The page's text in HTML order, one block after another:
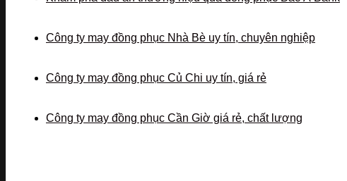
Công ty may đồng phục Nhà Bè uy tín, chuyên nghiệp
Công ty may đồng phục Củ Chi uy tín, giá rẻ
Công ty may đồng phục Cần Giờ giá rẻ, chất lượng